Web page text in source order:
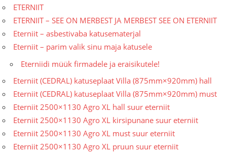
ETERNIIT
ETERNIIT – SEE ON MERBEST JA MERBEST SEE ON ETERNIIT
Eterniit – asbestivaba katusematerjal
Eterniit – parim valik sinu maja katusele
Eterniidi müük firmadele ja eraisikutele!
Eterniit (CEDRAL) katuseplaat Villa (875mm×920mm) hall
Eterniit (CEDRAL) katuseplaat Villa (875mm×920mm) must
Eterniit 2500×1130 Agro XL hall suur eterniit
Eterniit 2500×1130 Agro XL kirsipunane suur eterniit
Eterniit 2500×1130 Agro XL must suur eterniit
Eterniit 2500×1130 Agro XL pruun suur eterniit